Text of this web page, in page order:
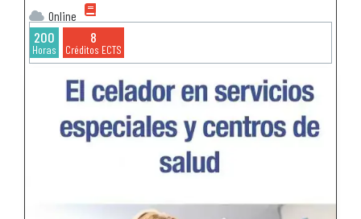
Online
200
Horas
8
Créditos ECTS